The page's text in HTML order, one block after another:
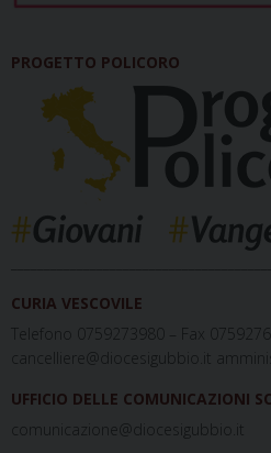
PROGETTO POLICORO
CURIA VESCOVILE
Telefono 0759273980 – Fax
cancelliere@diocesigubbio.it
UFFICIO DELLE COMUNICAZIONI
comunicazione@diocesigubbio.it